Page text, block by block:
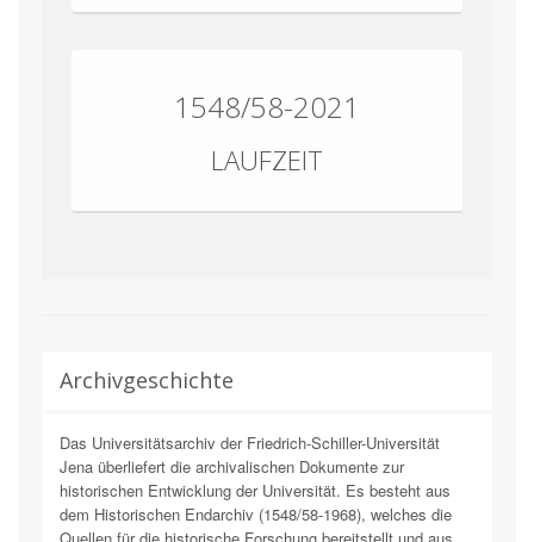
1548/58-2021
LAUFZEIT
Archivgeschichte
Das Universitätsarchiv der Friedrich-Schiller-Universität
Jena überliefert die archivalischen Dokumente zur
historischen Entwicklung der Universität. Es besteht aus
dem Historischen Endarchiv (1548/58-1968), welches die